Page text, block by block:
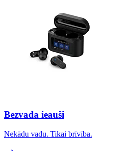
Bezvada ieauši
Nekādu vadu. Tikai brīvība.